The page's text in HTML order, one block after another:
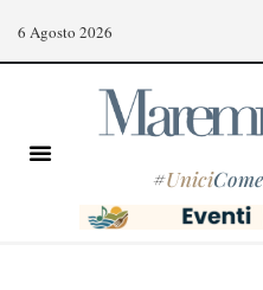
6 Agosto 2026
#Unici